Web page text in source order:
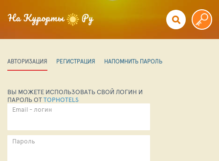
АВТОРИЗАЦИЯ РЕГИСТРАЦИЯ НАПОМНИТЬ ПАРОЛЬ
ВЫ МОЖЕТЕ ИСПОЛЬЗОВАТЬ СВОЙ ЛОГИН И
ПАРОЛЬ ОТTOPHOTELS
Email - логин
Пароль